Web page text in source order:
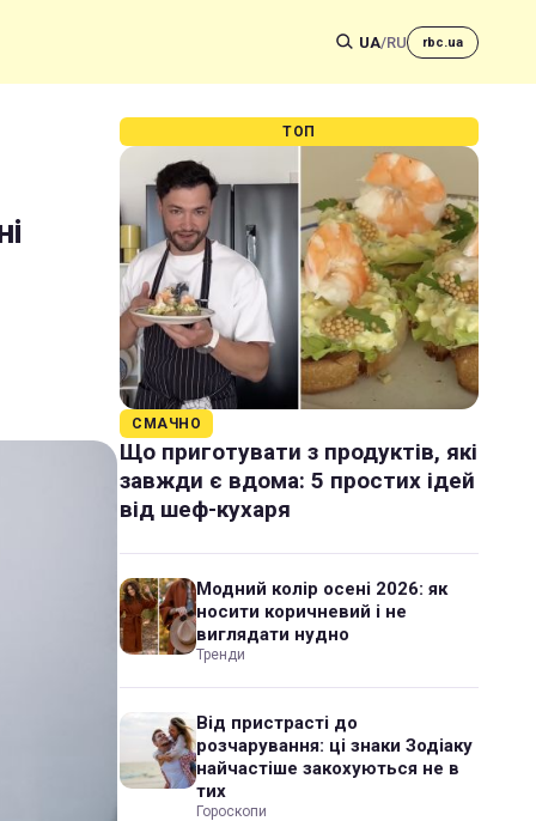
UA/RU rbc.ua
ТОП
СМАЧНО
Що приготувати з продуктів, які
завжди є вдома: 5 простих ідей
від шеф-кухаря
Модний колір осені 2026: як
носити коричневий і не
виглядати нудно
Тренди
Від пристрасті до
розчарування: ці знаки Зодіаку
найчастіше закохуються не в
тих
Гороскопи